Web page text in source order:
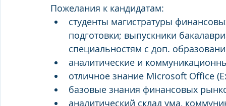
Пожелания к кандидатам:
студенты магистратуры
подготовки; выпускники
специальностям с доп.
аналитические и
отличное знание Microsoft Office
базовые знания финансовых
аналитический склад ума,